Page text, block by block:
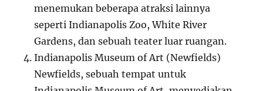
menemukan beberapa atraksi lainnya
seperti Indianapolis Zoo, White River
Gardens, dan sebuah teater luar ruangan.
Indianapolis Museum of Art (Newfields)
Newfields, sebuah tempat untuk